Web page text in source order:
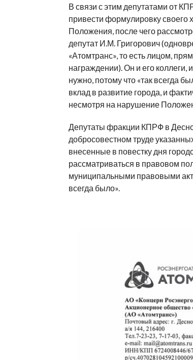
В связи с этим депутатами от
привести формулировку своего
Положения, после чего
депутат И.М. Григорович
«Атомтранс», то есть лицом,
награждении). Он и его коллеги,
нужно, потому что «так всегда
вклад в развитие города, и
несмотря на нарушение
Депутаты фракции КПРФ в
добросовестном труде
внесенные в повестку дня
рассматриваться в правовом
муниципальными правовыми
всегда было».